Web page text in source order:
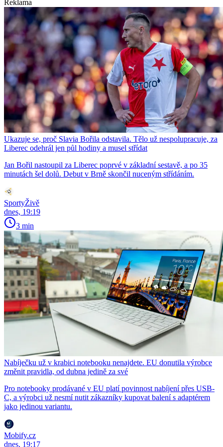
Reklama
Ukazuje se, proč Slavia Bořila odstavila. Tělo už nespolupracuje, za
Liberec odehrál jen půl hodiny a musel střídat
Jan Bořil nastoupil za Liberec poprvé v základní sestavě, a po 35
minutách šel dolů. Debut v Brně skončil nuceným střídáním.
SportyŽivě
dnes, 19:19
3 min
Nabíječku už v krabici notebooku nenajdete. EU donutila výrobce
změnit pravidla, od dubna jedině za své
Pro notebooky prodávané v EU platí povinnost nabíjení přes USB-
C, a výrobci už nesmí nutit zákazníky kupovat balení s adaptérem
jako jedinou variantu.
Mobify.cz
dnes, 19:17